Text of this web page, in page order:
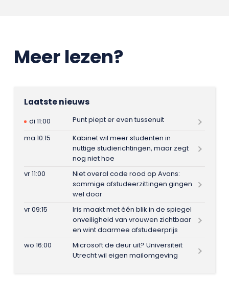
Meer lezen?
Laatste nieuws
di 11:00
Punt piept er even tussenuit
ma 10:15
Kabinet wil meer studenten in
nuttige studierichtingen, maar zegt
nog niet hoe
vr 11:00
Niet overal code rood op Avans:
sommige afstudeerzittingen gingen
wel door
vr 09:15
Iris maakt met één blik in de spiegel
onveiligheid van vrouwen zichtbaar
en wint daarmee afstudeerprijs
wo 16:00
Microsoft de deur uit? Universiteit
Utrecht wil eigen mailomgeving